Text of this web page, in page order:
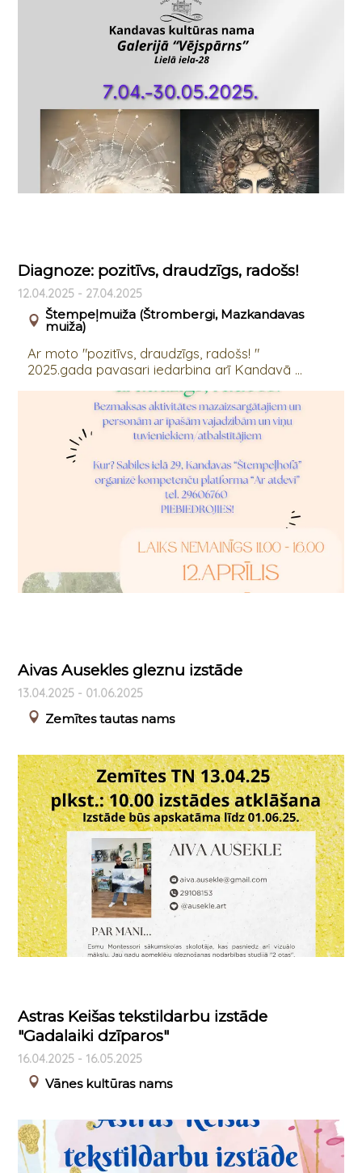
Diagnoze: pozitīvs, draudzīgs, radošs!
12.04.2025 - 27.04.2025
Štempeļmuiža (Štrombergi, Mazkandavas
muiža)
Ar moto "pozitīvs, draudzīgs, radošs! "
2025.gada pavasari iedarbina arī Kandavā ...
Aivas Ausekles gleznu izstāde
13.04.2025 - 01.06.2025
Zemītes tautas nams
Astras Keišas tekstildarbu izstāde
"Gadalaiki dzīparos"
16.04.2025 - 16.05.2025
Vānes kultūras nams